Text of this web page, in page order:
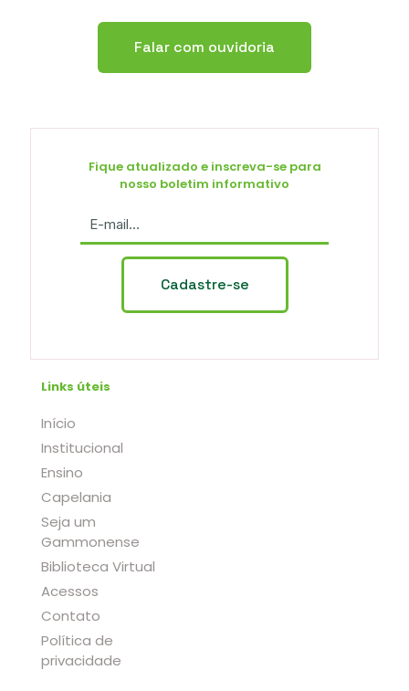
Falar com ouvidoria
Links úteis
Início
Institucional
Ensino
Capelania
Seja um
Gammonense
Biblioteca Virtual
Acessos
Contato
Política de
privacidade
Fique atualizado e inscreva-se para
nosso boletim informativo